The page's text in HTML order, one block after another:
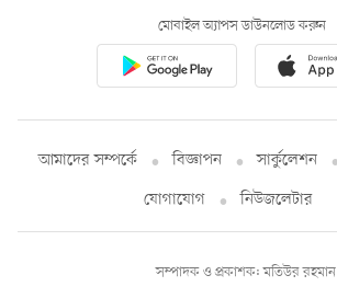
মোবাইল অ্যাপস ডাউনলোড করুন
আমাদের সম্পর্কে বিজ্ঞাপন সার্কুলেশন
যোগাযোগ
নিউজলেটার
সম্পাদক ও প্রকাশক: মতিউর রহমান